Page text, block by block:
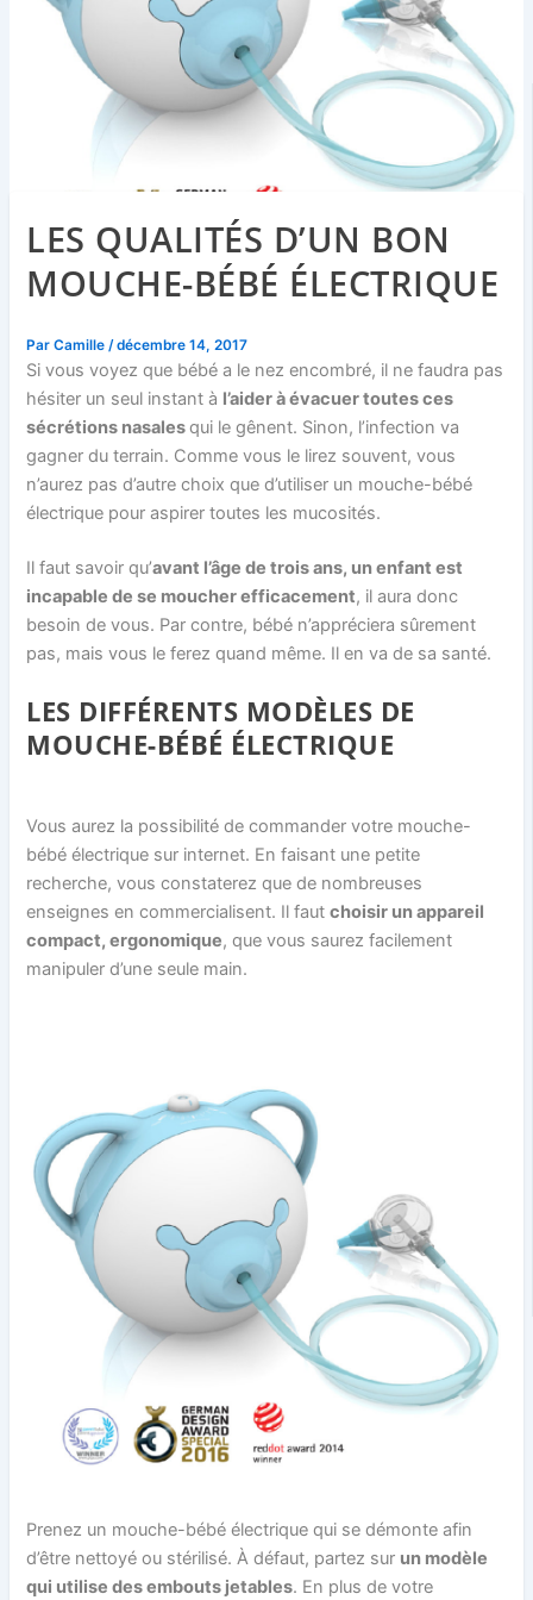
LES QUALITÉS D’UN BON
MOUCHE-BÉBÉ ÉLECTRIQUE
ParCamille/décembre 14, 2017
Si vous voyez que bébé a le nez encombré, il ne faudra pas
hésiter un seul instant à l’aider à évacuer toutes ces
sécrétions nasalesqui le gênent. Sinon, l’infection va
gagner du terrain. Comme vous le lirez souvent, vous
n’aurez pas d’autre choix que d’utiliser un mouche-bébé
électrique pour aspirer toutes les mucosités.
Il faut savoir qu’avant l’âge de trois ans, un enfant est
incapable de se moucher efficacement, il aura donc
besoin de vous. Par contre, bébé n’appréciera sûrement
pas, mais vous le ferez quand même. Il en va de sa santé.
LES DIFFÉRENTS MODÈLES DE
MOUCHE-BÉBÉ ÉLECTRIQUE
Vous aurez la possibilité de commander votre mouche-
bébé électrique sur internet. En faisant une petite
recherche, vous constaterez que de nombreuses
enseignes en commercialisent. Il fautchoisir un appareil
compact, ergonomique, que vous saurez facilement
manipuler d’une seule main.
Prenez un mouche-bébé électrique qui se démonte afin
d’être nettoyé ou stérilisé. À défaut, partez sur un modèle
qui utilise des embouts jetables. En plus de votre